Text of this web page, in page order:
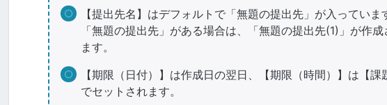
【提出先名】はデフォルトで「無題の提出先」が入っていま
「無題の提出先」がある場合は、「無題の提出先(1)」が作
ます。
【期限（日付）】は作成日の翌日、【期限（時間）】は【
でセットされます。